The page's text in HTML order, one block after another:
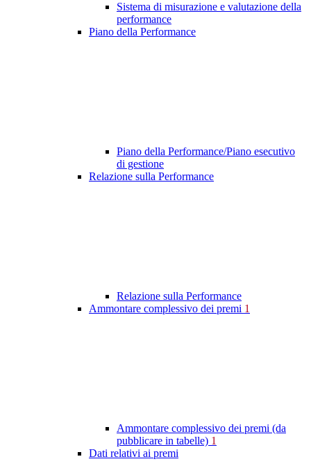
Sistema di misurazione e valutazione della
performance
Piano della Performance
Piano della Performance/Piano esecutivo
di gestione
Relazione sulla Performance
Relazione sulla Performance
Ammontare complessivo dei premi 1
Ammontare complessivo dei premi (da
pubblicare in tabelle) 1
Dati relativi ai premi